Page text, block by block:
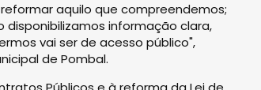
aquilo que compreendemos;
informação clara,
vai ser de acesso público",
de Pombal.